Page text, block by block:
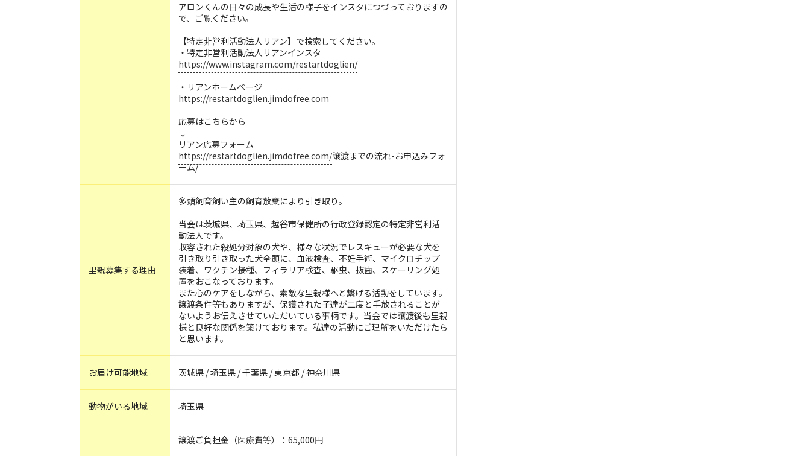
アロンくんの日々の成長や生活の様子をインスタにつづっておりますの
で、ご覧ください。
【特定非営利活動法人リアン】で検索してください。
・特定非営利活動法人リアンインスタ
https://www.instagram.com/restartdoglien/
・リアンホームページ
https://restartdoglien.jimdofree.com
応募はこちらから
↓
リアン応募フォーム
https://restartdoglien.jimdofree.com/譲渡までの流れ-お申込みフォ
ーム/
里親募集する理由
多頭飼育飼い主の飼育放棄により引き取り。
当会は茨城県、埼玉県、越谷市保健所の行政登録認定の特定非営利活
動法人です。
収容された殺処分対象の犬や、様々な状況でレスキューが必要な犬を
引き取り引き取った犬全頭に、血液検査、不妊手術、マイクロチップ
装着、ワクチン接種、フィラリア検査、駆虫、抜歯、スケーリング処
置をおこなっております。
また心のケアをしながら、素敵な里親様へと繋げる活動をしています。
譲渡条件等もありますが、保護された子達が二度と手放されることが
ないようお伝えさせていただいている事柄です。当会では譲渡後も里親
様と良好な関係を築けております。私達の活動にご理解をいただけたら
と思います。
お届け可能地域 茨城県 / 埼玉県 / 千葉県 / 東京都 / 神奈川県
動物がいる地域 埼玉県
譲渡ご負担金（医療費等）：65,000円